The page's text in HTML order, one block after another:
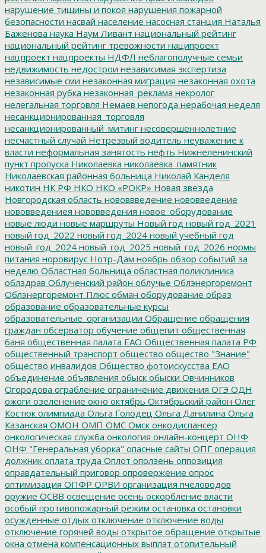
нарушение тишины и покоя нарушения пожарной
безопасности насвай население насосная станция Наталья
Баженова наука Наум Ливант национальный рейтинг
национальный рейтинг тревожности наципроект
нацпроект нацпроекты НДФЛ неблагополучные семьи
недвижимость недострои независимая экспертиза
независимые сми незаконная миграция незаконная охота
незаконная рубка незаконная_реклама некролог
нелегальная торговля Немаев непогода нерабочая неделя
несанкционированная_торговля
несанкционированный_митинг несовершеннолетние
несчастный случай Нетрезвый водитель неуважение к
власти неформальная занятость нефть Нижнеленинский
пункт пропуска Николаевка николаевка_памятник
Николаевская районная больница Николай Канделя
никотин НК РФ НКО НКО «РОКР» Новая звезда
Новгородская область нововвведение нововведение
нововведениея нововведения новое_оборудование
новые люди новые маршруты Новый год новый год_2021
новый год_2022 новый год_2024 новый учебный год
новый_год_2024 новый_год_2025 новый_год_2026 нормы
питания норовирус Нотр-Дам ноябрь обзор событий за
неделю Областная больница областная поликлиника
облздрав Облученский район облучье Облэнергоремонт
Облэнергоремонт Плюс обман оборудование образ
образование образовательные курсы
образовательные_организации Обращение обращения
граждан обсерватор обучение общепит общественная
баня общественная палата ЕАО Общественная палата РФ
общественный транспорт общество общество "Знание"
общество инвалидов Общество фотоискусства ЕАО
объединение объявления обыск обыски Овчинников
Огородова ограбление ограничение движения ОГЭ ОДН
ожоги озеленение окно октябрь Октябрьский район Олег
Костюк олимпиада Ольга Голодец Ольга Данилина Ольга
Казанская ОМОН ОМП ОМС Омск онкодиспансер
онкологическая служба онкология онлайн-концерт ОНФ
ОНФ "Генеральная уборка" опасные сайты ОПГ операция
должник оплата труда Оплот оползень оппозиция
оправдательный приговор опровержение опрос
оптимизация ОПФР ОРВИ организация пчеловодов
оружие ОСВВ освещение осень оскорбление власти
особый противопожарный режим остановка остановки
осужденные отдых отключение отключение воды
отключение горячей воды открытое обращение открытые
окна отмена компенсационных выплат отопительный